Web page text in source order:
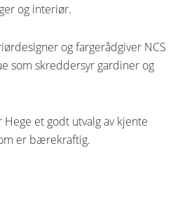
og interiør.
og fargerådgiver NCS
som skreddersyr gardiner og
et godt utvalg av kjente
er bærekraftig.